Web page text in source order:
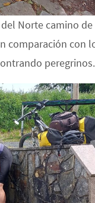
Norte camino de
comparación con
peregrinos.